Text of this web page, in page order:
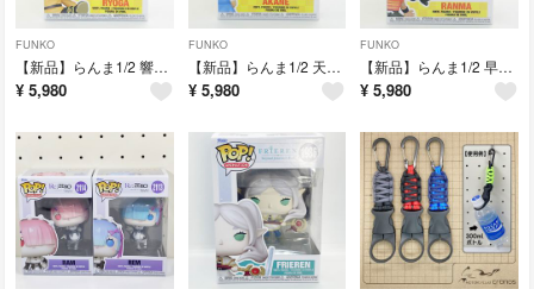
FUNKO
【新品】らんま1/2 響良牙 #2029
¥ 5,980
FUNKO
【新品】らんま1/2 天道あかね #2027
¥ 5,980
FUNKO
【新品】らんま1/2 早乙女乱馬 らんま #2026
¥ 5,980